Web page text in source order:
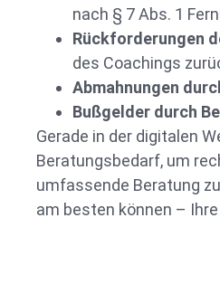
nach § 7 Abs. 1
Rückforderungen
des Coachings
Abmahnungen
Bußgelder durch
Gerade in der digitalen
Beratungsbedarf, um
umfassende Beratung
am besten können –